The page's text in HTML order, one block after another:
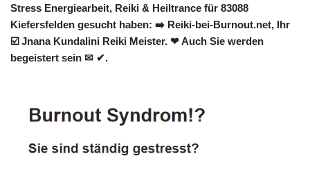
Stress Energiearbeit, Reiki & Heiltrance für 83088
Kiefersfelden gesucht haben: ➡️ Reiki-bei-Burnout.net, Ihr
☑️ Jnana Kundalini Reiki Meister. ❤ Auch Sie werden
begeistert sein ✉ ✔.